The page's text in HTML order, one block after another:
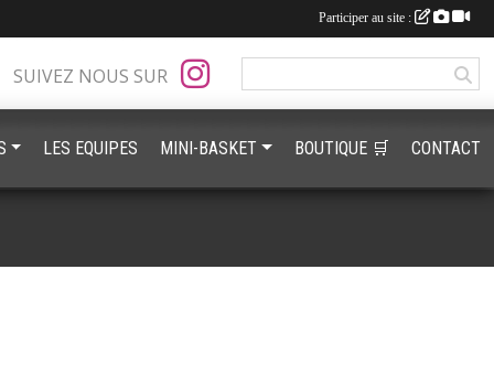
SUIVEZ NOUS SUR
LES EQUIPES MINI-BASKET BOUTIQUE 🛒 CONTACT
Participer au site :